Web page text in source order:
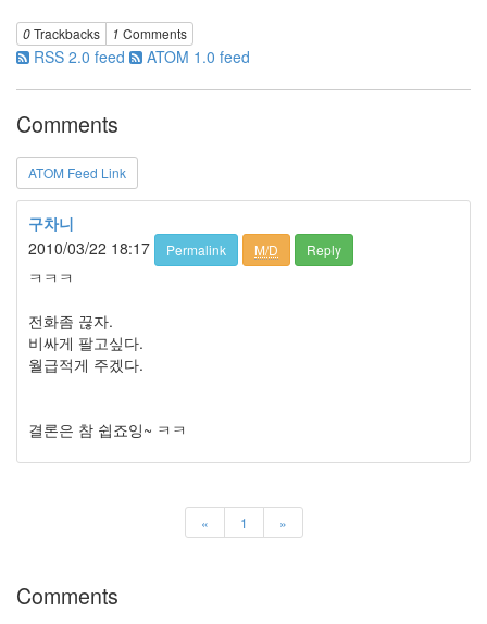
0Trackbacks 1 Comments
RSS 2.0 feed ATOM 1.0 feed
Comments
ATOM Feed Link
구차니
2010/03/22 18:17
Permalink M/D Reply
ㅋㅋㅋ
전화좀 끊자.
비싸게 팔고싶다.
월급적게 주겠다.
결론은 참 쉽죠잉~ ㅋㅋ
« 1 »
Comments
돌
이
K-
0
블
로
그
플
러
인
4
잡
동
사
4
Todo
List
기